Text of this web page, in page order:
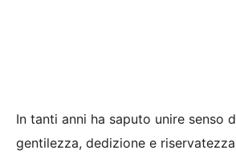
In tanti anni ha saputo unire senso
gentilezza, dedizione e